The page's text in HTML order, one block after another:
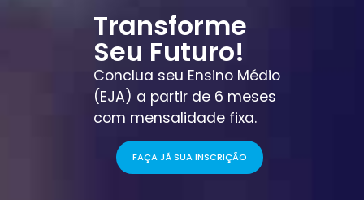
Transforme
Seu Futuro!
Conclua seu Ensino Médio
(EJA) a partir de 6 meses
com mensalidade fixa.
FAÇA JÁ SUA INSCRIÇÃO